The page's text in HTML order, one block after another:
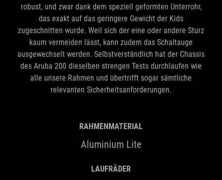
robust, und zwar dank dem speziell geformten Unterrohr,
das exakt auf das geringere Gewicht der Kids
zugeschnitten wurde. Weil sich der eine oder andere Sturz
kaum vermeiden lässt, kann zudem das Schaltauge
ausgewechselt werden. Selbstverständlich hat der Chassis
des Aruba 200 dieselben strengen Tests durchlaufen wie
alle unsere Rahmen und übertrifft sogar sämtliche
relevanten Sicherheitsanforderungen.
RAHMENMATERIAL
Aluminium Lite
LAUFRÄDER